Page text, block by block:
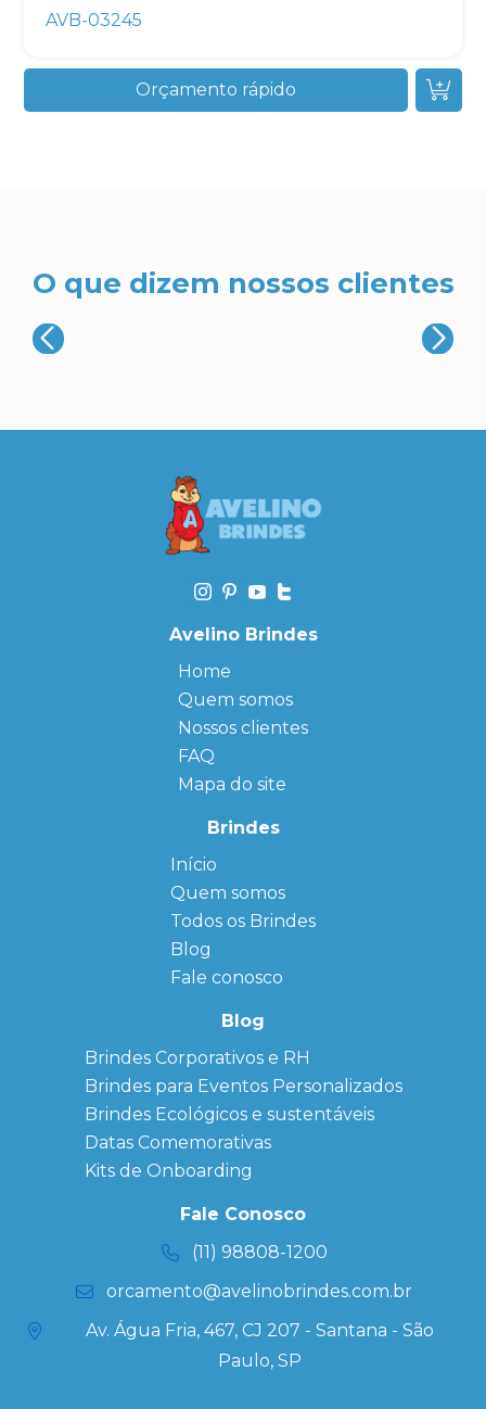
AVB-03245
Orçamento rápido
O que dizem nossos clientes
Avelino Brindes
Home
Quem somos
Nossos clientes
FAQ
Mapa do site
Brindes
Início
Quem somos
← Back
FAQ
Sitemap
Todos os Brindes
← Back
Agendas
Personalizadas
Personalizado
personalizados
Brindes
Corporativos
Copos Térmicos
Personalizados
Datas Especiais
Ecobag
Personalizada
Kits
Blog
Fale conosco
Blog
Brindes Corporativos e RH
Brindes para Eventos Personalizados
Brindes Ecológicos e sustentáveis
Datas Comemorativas
Kits de Onboarding
Fale Conosco
(11) 98808-1200
orcamento@avelinobrindes.com.br
Av. Água Fria, 467, CJ 207 - Santana - São
Paulo, SP